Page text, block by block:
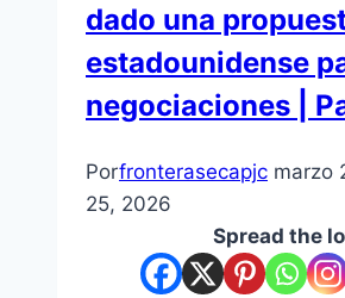
dado una
estadounidense
negociaciones |
Porfronterasecapjc marzo
25, 2026
Spread the